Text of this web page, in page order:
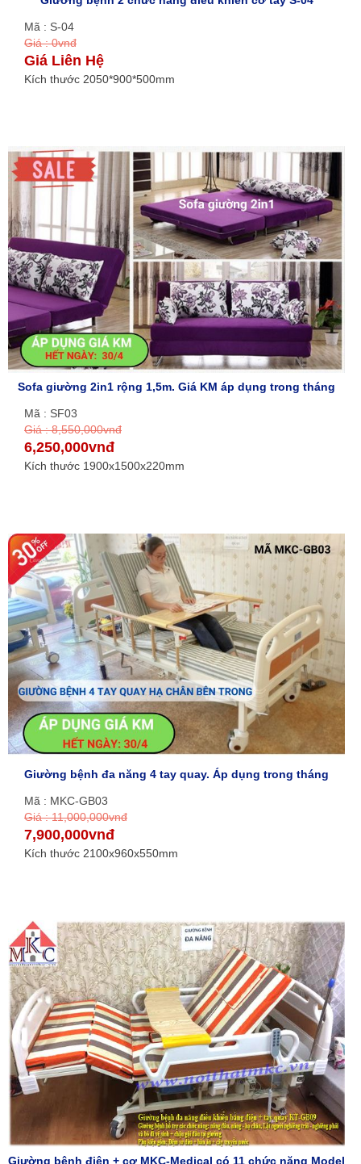
Mã : S-04
Giá : 0vnđ
Giá Liên Hệ
Kích thước 2050*900*500mm
Sofa giường 2in1 rộng 1,5m. Giá KM áp dụng trong tháng
Mã : SF03
Giá : 8,550,000vnđ
6,250,000vnđ
Kích thước 1900x1500x220mm
Giường bệnh đa năng 4 tay quay. Áp dụng trong tháng
Mã : MKC-GB03
Giá : 11,000,000vnđ
7,900,000vnđ
Kích thước 2100x960x550mm
Giường bệnh điện + cơ MKC-Medical có 11 chức năng Model